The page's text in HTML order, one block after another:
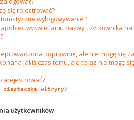
się rejestrować?
wylogowywanie?
wyświetlaniu nazwy użytkownika
poprawnie, ale nie mogę się
jakiś czas temu, ale teraz nie mogę
ciasteczka witryny?
użytkowników